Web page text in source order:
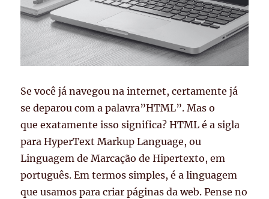
Se você já navegou na internet, certamente já
se deparou com a palavra”HTML”. Mas o
que exatamente isso significa? HTML é a sigla
para HyperText Markup Language, ou
Linguagem de Marcação de Hipertexto, em
português. Em termos simples, é a linguagem
que usamos para criar páginas da web. Pense no